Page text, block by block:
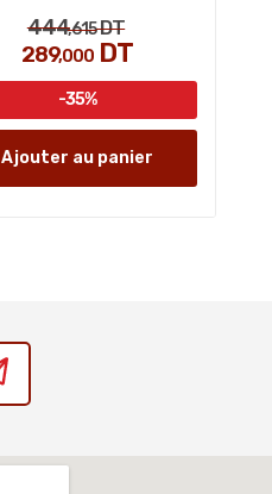
444,615DT
289,000 DT
-35%
Ajouter au panier